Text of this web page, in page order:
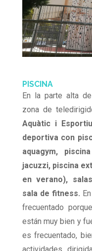
PISCINA
En la parte alta
zona de
Aquàtic i
deportiva con
aquagym,
jacuzzi, piscina
en verano),
sala de fitness.
frecuentado
están muy bien y
es frecuentado,